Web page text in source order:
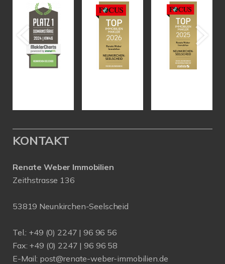
KONTAKT
Renate Weber Immobilien
Zeithstrasse 136
53819 Neunkirchen-Seelscheid
Tel.: +49 (0) 2247 | 96 96 56
Fax: +49 (0) 2247 | 96 96 58
E-Mail: post@renate-weber-immobilien.de